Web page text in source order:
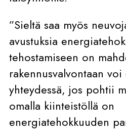
”Sieltä saa myös
avustuksia
tehostamiseen on
rakennusvalvontaan
yhteydessä, jos pohtii
omalla kiinteistöllä on
energiatehokkuuden